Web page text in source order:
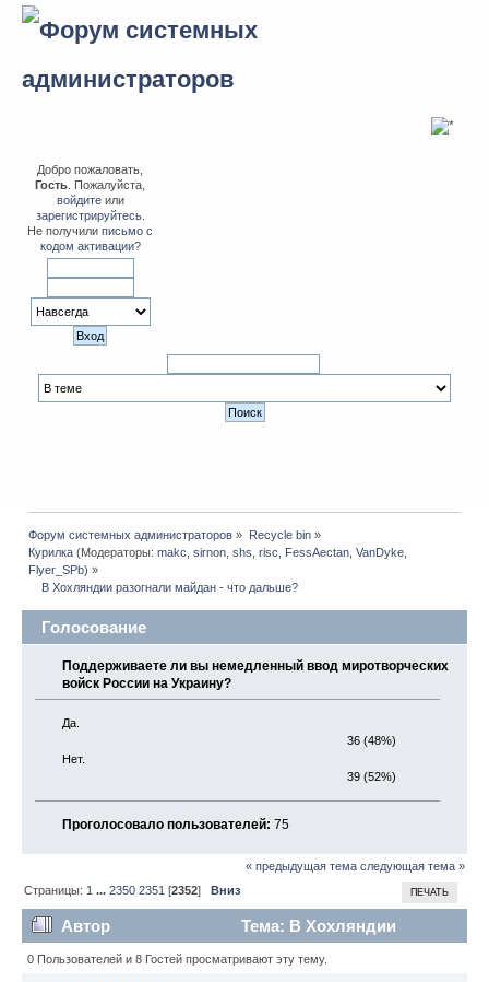
Добро пожаловать,
Гость . Пожалуйста,
войдитеили
зарегистрируйтесь.
Не получилиписьмо с
кодом активации?
Форум системных администраторов » Recycle bin»
Курилка (Модераторы:makc ,sirnon ,shs ,risc FessAectan ,VanDyke
Flyer_SPb) »
    В Хохляндии разогнали майдан - что дальше?
Голосование
Поддерживаете ли вы немедленный ввод миротворческих
войск России на Украину?
Да.
36 (48%)
Нет.
39 (52%)
Проголосовало пользователей: 75
« предыдущая тема следующая тема »
ПЕЧАТЬ
Страницы: 1 ...2350 2351 [2352] Вниз
Автор
Тема: В Хохляндии
разогнали майдан - что дальше? (Прочитано
0 Пользователей и 8 Гостей просматривают эту тему.